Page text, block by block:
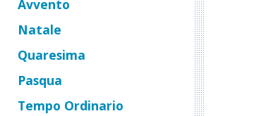
Avvento
Natale
Quaresima
Pasqua
Tempo Ordinario